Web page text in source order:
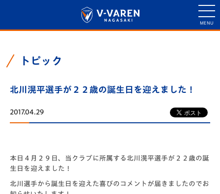
トピック
北川滉平選手が２２歳の誕生日を迎えました！
2017.04.29
本日４月２９日、当クラブに所属する北川滉平選手が２２歳の誕
生日を迎えました！
北川選手から誕生日を迎えた喜びのコメントが届きましたのでお